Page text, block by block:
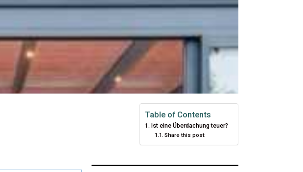
Table of Contents
Ist eine Überdachung teuer?
Share this post: